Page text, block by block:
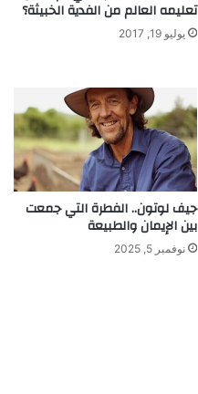
تعليمه العالم من الفدية الخبيثة؟
يوليو 19, 2017
جيف لوتون.. الفطرة التي جمعت
بين الإيمان والطبيعة
نوفمبر 5, 2025